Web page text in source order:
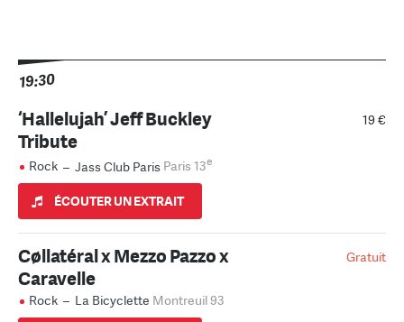
19:30
19 €
‘Hallelujah’ Jeff Buckley
Tribute
Rock – Jass Club Paris Paris 13e
ÉCOUTER UN EXTRAIT
Gratuit
Cøllatéral x Mezzo Pazzo x
Caravelle
Rock – La Bicyclette Montreuil 93